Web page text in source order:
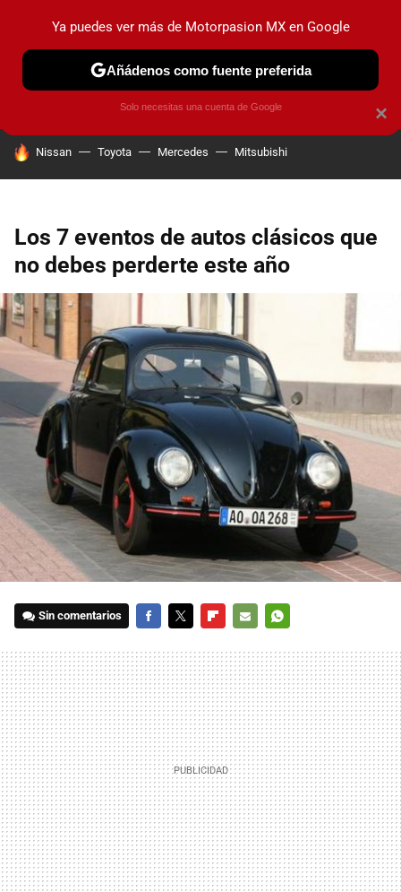
PRUEBAS INDUSTRIA HOY NO CIRCULA
HOY SE HABLA DE
Nissan Toyota Mercedes Mitsubishi
Los 7 eventos de autos clásicos que
no debes perderte este año
Sin comentarios
MAIL
×
Ya puedes ver más de Motorpasion MX en Google
Añádenos como fuente preferida
Solo necesitas una cuenta de Google